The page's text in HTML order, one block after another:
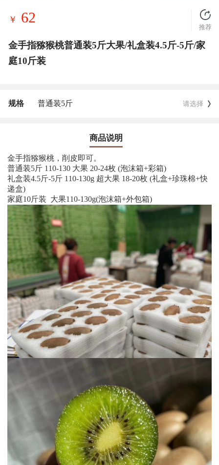
￥ 62
推荐
金手指猕猴桃普通装5斤大果/礼盒装4.5斤-5斤/家
庭10斤装
规格 普通装5斤 请选择
商品说明
金手指猕猴桃，削皮即可。
普通装5斤 110-130 大果 20-24枚 (泡沫箱+彩箱)
礼盒装4.5斤-5斤 110-130g 超大果 18-20枚 (礼盒+珍珠棉+快
递盒)
家庭10斤装 大果110-130g(泡沫箱+外包箱)